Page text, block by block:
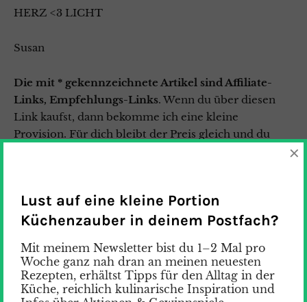
HERZ <3 LICHT
Susan
Die mit * gekennzeichnete Artikel sind Affiliate-
Links, Empfehlungs-Links. Wenn du über diesen
Link kaufst, dann bekomme ich eine kleine
Provision. Für dich bleibt der Preis gleich und du
Lust auf eine kleine Portion
Küchenzauber in deinem Postfach?
Mit meinem Newsletter bist du 1–2 Mal pro
Woche ganz nah dran an meinen neuesten
Rezepten, erhältst Tipps für den Alltag in der
Küche, reichlich kulinarische Inspiration und
×